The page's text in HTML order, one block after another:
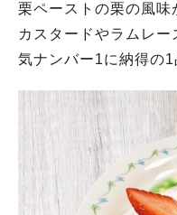
栗ペーストの栗の風味
カスタードやラムレ
気ナンバー1に納得の1